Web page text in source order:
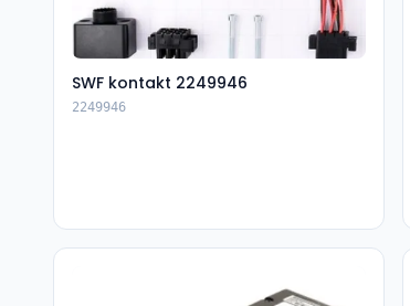
SWF kontakt 2249946
2249946